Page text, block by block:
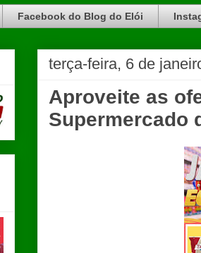
Facebook do Blog do Elói
terça-feira, 6 de
Aproveite as
Supermercado